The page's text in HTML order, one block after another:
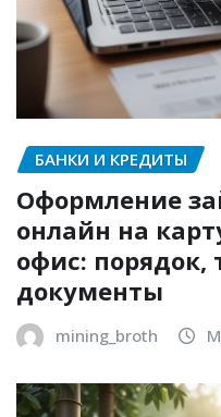
БАНКИ И КРЕДИТЫ
Оформление
онлайн на
офис: порядок,
документы
mining_broth